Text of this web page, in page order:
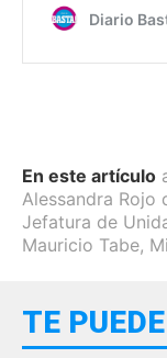
En este artículo
Alessandra Rojo
Jefatura de
Mauricio Tabe,
TE